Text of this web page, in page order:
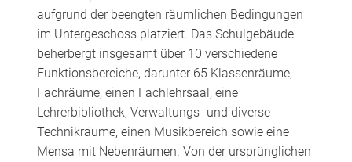
aufgrund der beengten räumlichen Bedingungen
im Untergeschoss platziert. Das Schulgebäude
beherbergt insgesamt über 10 verschiedene
Funktionsbereiche, darunter 65 Klassenräume,
Fachräume, einen Fachlehrsaal, eine
Lehrerbibliothek, Verwaltungs- und diverse
Technikräume, einen Musikbereich sowie eine
Mensa mit Nebenräumen. Von der ursprünglichen